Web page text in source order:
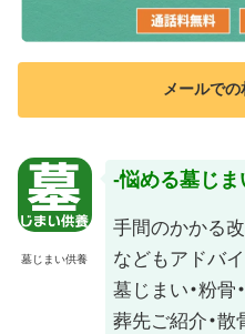
メールで
墓じまい供養
悩める墓じま
手間のかかる
などもアドバイ
墓じまい・粉骨
葬先ご紹介・散